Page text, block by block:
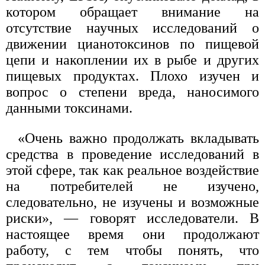
котором обращает внимание на
отсутствие научных исследований о
движении цианотоксинов по пищевой
цепи и накоплении их в рыбе и других
пищевых продуктах. Плохо изучен и
вопрос о степени вреда, наносимого
данными токсинами.
«Очень важно продолжать вкладывать
средства в проведение исследований в
этой сфере, так как реальное воздействие
на потребителей не изучено,
следовательно, не изучены и возможные
риски», — говорят исследователи. В
настоящее время они продолжают
работу, с тем чтобы понять, что